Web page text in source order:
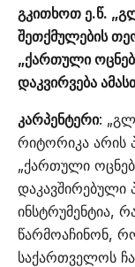
გკითხოთ ე.წ.
შეთქმულების
„ქართული
დაკვირვება
კარპენტერი:
რიტორიკა არის
„ქართული
დაკავშირებული
ინსტრუმენტია,
წარმოაჩინონ,
საქართველოს